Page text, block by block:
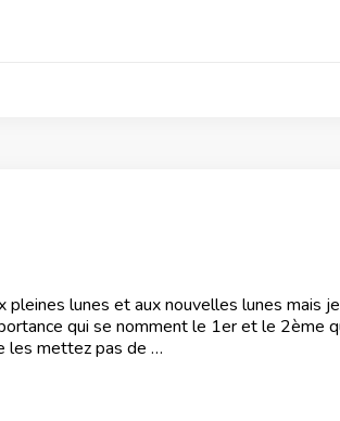
pleines lunes et aux nouvelles lunes mais
qui se nomment le 1er et le 2ème
les mettez pas de …